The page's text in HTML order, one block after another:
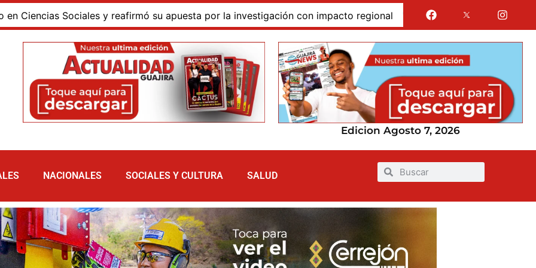
Sociales y reafirmó su apuesta por la investigación con impacto regional Jairo Aguilar cuestionó que se
Edicion Agosto 7, 2026
NACIONALES SOCIALES Y CULTURA SALUD